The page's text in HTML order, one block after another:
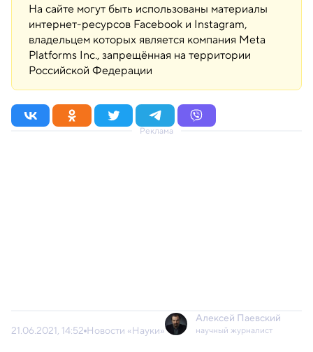
На сайте могут быть использованы материалы
интернет-ресурсов Facebook и Instagram,
владельцем которых является компания Meta
Platforms Inc., запрещённая на территории
Российской Федерации
Реклама
21.06.2021, 14:52 Новости «Науки»
Алексей Паевский
научный журналист